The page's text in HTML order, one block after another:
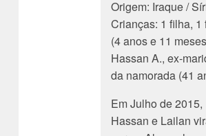
Origem: Iraque /
Crianças: 1 filha, 1
(4 anos e 11
Hassan A., ex-
da namorada (41
Em Julho de 2015,
Hassan e Lailan